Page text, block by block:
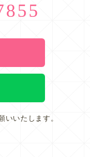
いたします。